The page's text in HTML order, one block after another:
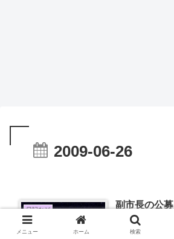
2009-06-26
日記など 副市長の公募
メニュー ホーム 検索